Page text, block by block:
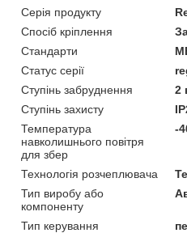
Серія продукту
Спосіб кріплення
Стандарти
Статус серії
Ступінь забруднення
2
Ступінь захисту
Температура
навколишнього повітря
для збер
-
Технологія розчеплювача
Тип виробу або
компоненту
Тип керування